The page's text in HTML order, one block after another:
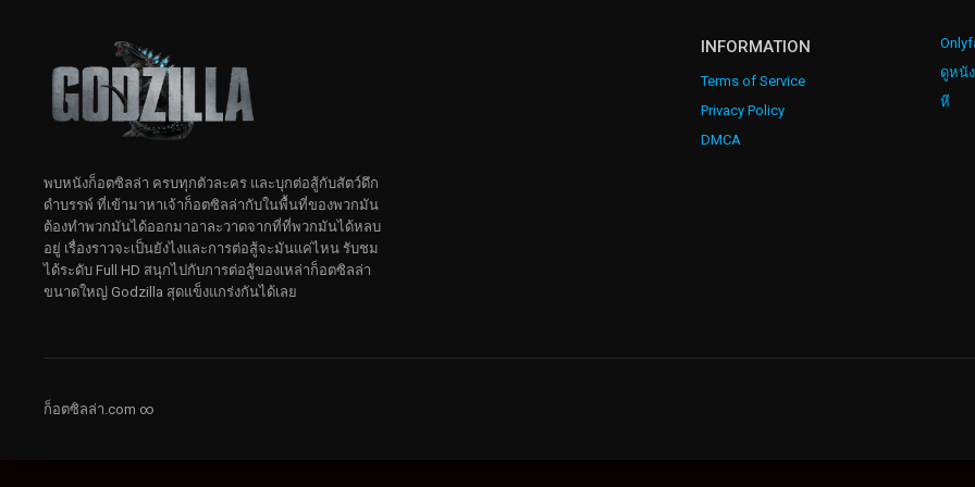
INFORMATION
Terms of Service
Privacy Policy
DMCA
ดูหนั
หี
พบหนังก็อตซิลล่า ครบทุกตัวละคร และบุกต่อสู้กับสัตว์ดึก
ดําบรรพ์ ที่เข้ามาหาเจ้าก็อตซิลล่ากับในพื้นที่ของพวกมัน
ต้องทำพวกมันได้ออกมาอาละวาดจากที่ที่พวกมันได้หลบ
อยู่ เรื่องราวจะเป็นยังไงและการต่อสู้จะมันแค่ไหน รับชม
ได้ระดับ Full HD สนุกไปกับการต่อสู้ของเหล่าก็อตซิลล่า
ขนาดใหญ่ Godzilla สุดแข็งแกร่งกันได้เลย
ก็อตซิลล่า.com ∞